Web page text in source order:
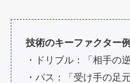
技術のキーファクター例
・ドリブル：「相手の
・パス：「受け手の足